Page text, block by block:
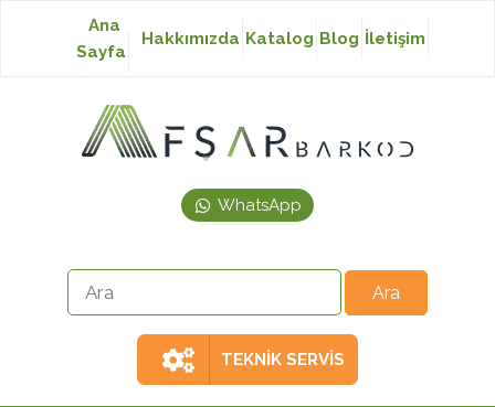
Baskısız Etiket
Japon Akmaz Yıkama
Ana
Sayfa
Hakkımızda Katalog Blog İletişim
WhatsApp
TEKNİK SERVİS